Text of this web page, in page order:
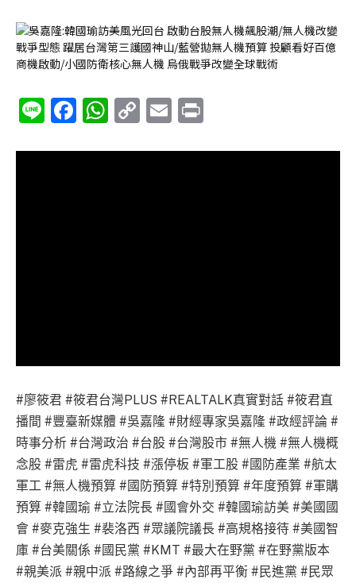
LineFacebook
WhatsApp
CopyEmail
#廖筱君 #筱君台灣PLUS #REALTALK真實對話 #筱君直
播間 #豐臺新媒體 #吳嘉隆 #財經專家吳嘉隆 #政經評論 #
時事分析 #台灣政治 #台股 #台灣股市 #無人機 #無人機概
念股 #雷虎 #雷虎科技 #漲停板 #軍工股 #國防產業 #航太
軍工 #無人機預算 #國防預算 #特別預算 #年度預算 #軍購
預算 #韓國瑜 #立法院長 #國會外交 #韓國瑜訪美 #美國國
會 #麥克強生 #裴洛西 #眾議院議長 #高規格接待 #美國智
庫 #台美關係 #國民黨 #KMT #最大在野黨 #在野黨版本
#親美派 #親中派 #路線之爭 #內部再平衡 #民進黨 #民眾